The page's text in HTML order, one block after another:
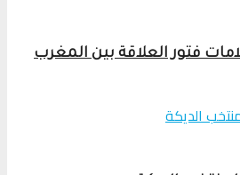
فتور العلاقة بين المغرب